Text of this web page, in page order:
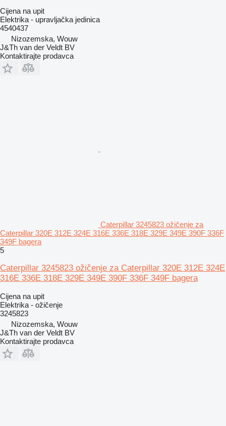
Cijena na upit
Elektrika - upravljačka jedinica
4540437
Nizozemska, Wouw
J&Th van der Veldt BV
Kontaktirajte prodavca
Caterpillar 3245823 ožičenje za
Caterpillar 320E 312E 324E 316E 336E 318E 329E 349E 390F 336F
349F bagera
5
Caterpillar 3245823 ožičenje za Caterpillar 320E 312E 324E
316E 336E 318E 329E 349E 390F 336F 349F bagera
Cijena na upit
Elektrika - ožičenje
3245823
Nizozemska, Wouw
J&Th van der Veldt BV
Kontaktirajte prodavca